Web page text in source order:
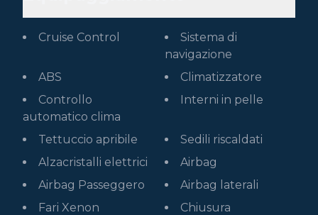
Cruise Control
Sistema di
navigazione
ABS
Climatizzatore
Controllo
automatico clima
Interni in pelle
Tettuccio apribile
Sedili riscaldati
Alzacristalli elettrici
Airbag
Airbag Passeggero
Airbag laterali
Fari Xenon
Chiusura